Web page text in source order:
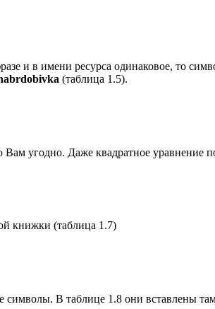
и в имени ресурса одинаковое, то
(таблица 1.5).
угодно. Даже квадратное уравнение
книжки (таблица 1.7)
символы. В таблице 1.8 они вставлены